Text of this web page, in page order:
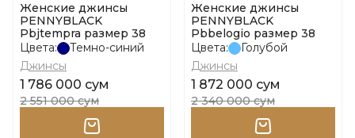
Женские джинсы
PENNYBLACK
Pbjtempra размер 38
Цвета:
Темно-синий
Джинсы
1 786 000 сум
2 551 000 сум
Женские джинсы
PENNYBLACK
Pbbelogio размер 38
Цвета:
Голубой
Джинсы
1 872 000 сум
2 340 000 сум